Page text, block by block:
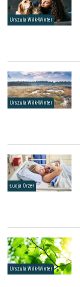
Urszula Wilk-Winter
Urszula Wilk-Winter
Łucja Orzeł
Urszula Wilk-Winter